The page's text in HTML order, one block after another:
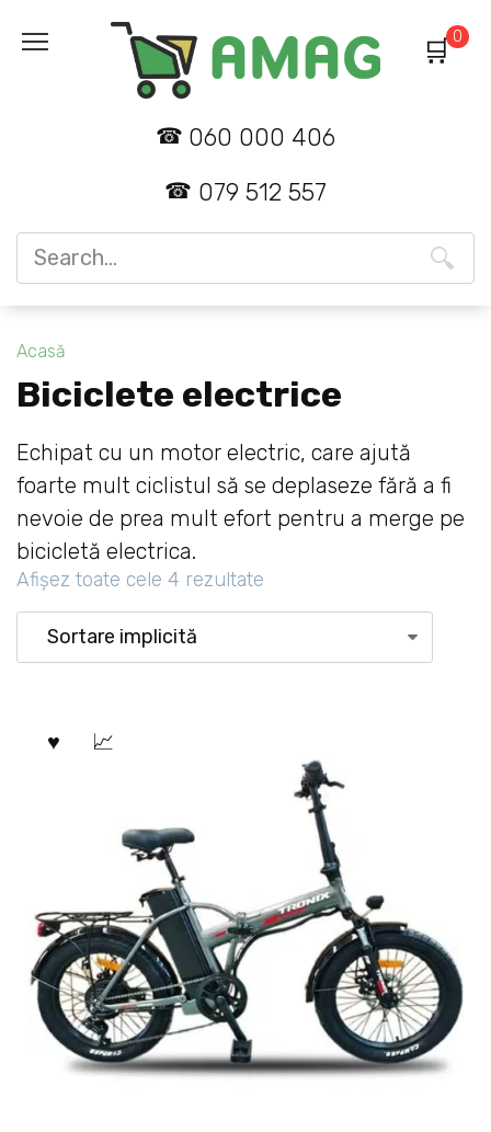
060 000 406
079 512 557
0
Search
for:
Acasă
Biciclete electrice
Echipat cu un motor electric, care ajută
foarte mult ciclistul să se deplaseze fără a fi
nevoie de prea mult efort pentru a merge pe
bicicletă electrica.
Afișez toate cele 4 rezultate